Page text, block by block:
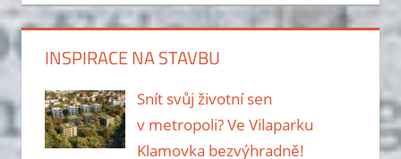
INSPIRACE NA STAVBU
Snít svůj životní sen
v metropoli? Ve Vilaparku
Klamovka bezvýhradně!